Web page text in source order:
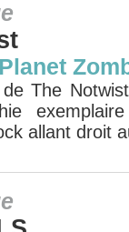
The
allant droit